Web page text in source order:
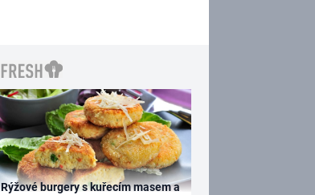
Rýžové burgery s kuřecím masem a